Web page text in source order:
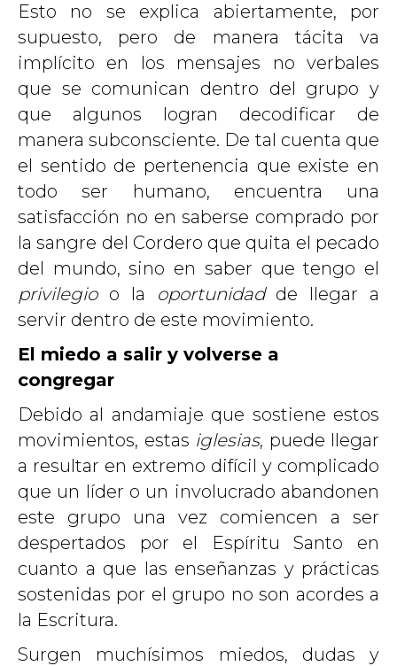
Esto no se explica abiertamente, por
supuesto, pero de manera tácita va
implícito en los mensajes no verbales
que se comunican dentro del grupo y
que algunos logran decodificar de
manera subconsciente. De tal cuenta que
el sentido de pertenencia que existe en
todo ser humano, encuentra una
satisfacción no en saberse comprado por
la sangre del Cordero que quita el pecado
del mundo, sino en saber que tengo el
privilegioo la oportunidadde llegar a
servir dentro de este movimiento.
El miedo a salir y volverse a
congregar
Debido al andamiaje que sostiene estos
movimientos, estas iglesias, puede llegar
a resultar en extremo difícil y complicado
que un líder o un involucrado abandonen
este grupo una vez comiencen a ser
despertados por el Espíritu Santo en
cuanto a que las enseñanzas y prácticas
sostenidas por el grupo no son acordes a
la Escritura.
Surgen muchísimos miedos, dudas y